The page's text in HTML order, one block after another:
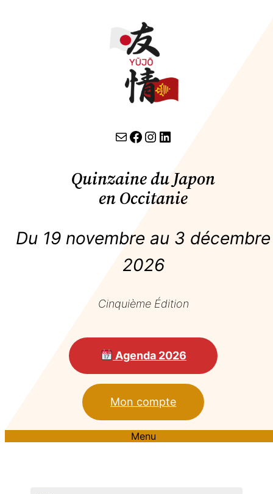
contact par email lien facebook Instagram LinkedIn
Quinzaine du Japon
en Occitanie
Du 19 novembre au 3 décembre
2026
Cinquième Édition
Agenda 2026
Mon compte
Menu